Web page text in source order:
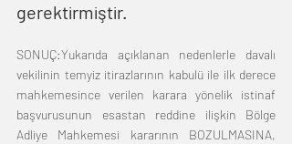
gerektirmiştir.
SONUÇ:Yukarıda açıklanan nedenlerle davalı
vekilinin temyiz itirazlarının kabulü ile ilk derece
mahkemesince verilen karara yönelik istinaf
başvurusunun esastan reddine ilişkin Bölge
Adliye Mahkemesi kararının BOZULMASINA,